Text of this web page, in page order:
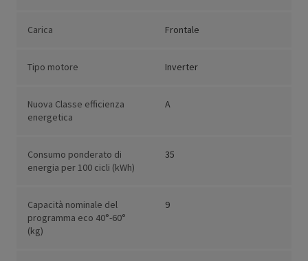
Carica Frontale
Tipo motore Inverter
Nuova Classe efficienza
energetica
A
Consumo ponderato di
energia per 100 cicli (kWh)
35
Capacità nominale del
programma eco 40°-60°
(kg)
9